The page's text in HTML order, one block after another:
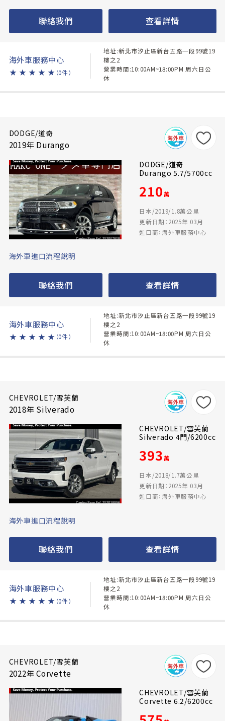
聯絡我們 查看詳情
海外車服務中心
★ ★ ★ ★ ★ （0件）
地址:新北市汐止區新台五路一段99號19
樓之2
營業時間:10:00AM~18:00PM 周六日公
休
DODGE/道奇
2019年 Durango
DODGE/道奇
Durango 5.7/5700cc
210萬
日本/2019/1.8萬公里
更新日期：2025年 03月
進口商：海外車服務中心
海外車進口流程說明
聯絡我們 查看詳情
海外車服務中心
★ ★ ★ ★ ★ （0件）
地址:新北市汐止區新台五路一段99號19
樓之2
營業時間:10:00AM~18:00PM 周六日公
休
CHEVROLET/雪芙蘭
2018年 Silverado
CHEVROLET/雪芙蘭
Silverado 4門/6200cc
393萬
日本/2018/1.7萬公里
更新日期：2025年 03月
進口商：海外車服務中心
海外車進口流程說明
聯絡我們 查看詳情
海外車服務中心
★ ★ ★ ★ ★ （0件）
地址:新北市汐止區新台五路一段99號19
樓之2
營業時間:10:00AM~18:00PM 周六日公
休
CHEVROLET/雪芙蘭
2022年 Corvette
CHEVROLET/雪芙蘭
Corvette 6.2/6200cc